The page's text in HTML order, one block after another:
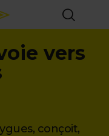
vers
conçoit,